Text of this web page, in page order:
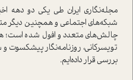
مجله‌نگاري ايران طي يکي دو دهه
شبکه‌هاي اجتماعي و همچنين ديگر
چالش‌هاي متعدد و افول شده است؛
تويسرکاني، روزنامه‌نگار پيشکسوت
بررسي قرار داده‌ايم.